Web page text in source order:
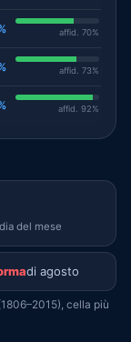
affid. 70%
affid. 73%
affid. 92%
del mese
di agosto
cella più